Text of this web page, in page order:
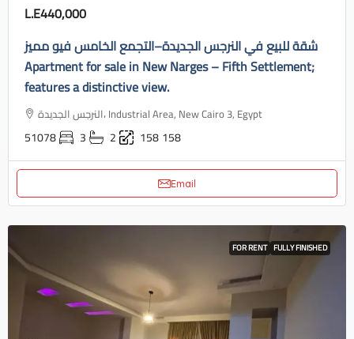
L.E440,000
شقة للبيع في النرجس الجديدة–التجمع الخامس فيو مميز
Apartment for sale in New Narges – Fifth Settlement;
features a distinctive view.
النرجس الجديدة، Industrial Area, New Cairo 3, Egypt
51078 3 2 158158
Email
FOR RENT FULLY FINISHED